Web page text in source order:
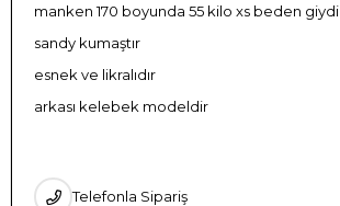
manken 170 boyunda 55 kilo xs beden giydi
sandy kumaştır
esnek ve likralıdır
arkası kelebek modeldir
Telefonla Sipariş